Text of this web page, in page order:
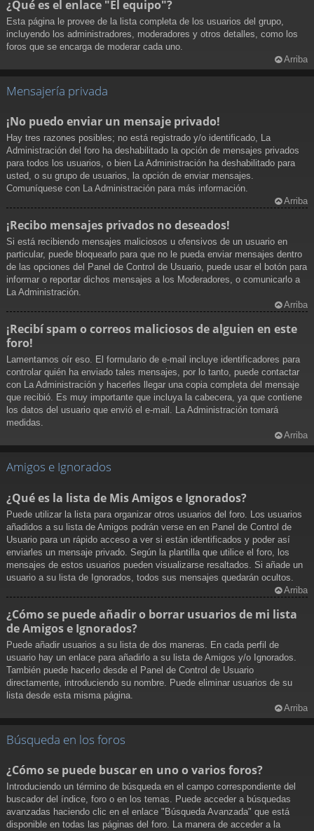
¿Qué es el enlace "El equipo"?
Esta página le provee de la lista completa de los usuarios del grupo,
incluyendo los administradores, moderadores y otros detalles, como los
foros que se encarga de moderar cada uno.
Arriba
Mensajería privada
¡No puedo enviar un mensaje privado!
Hay tres razones posibles; no está registrado y/o identificado, La
Administración del foro ha deshabilitado la opción de mensajes privados
para todos los usuarios, o bien La Administración ha deshabilitado para
usted, o su grupo de usuarios, la opción de enviar mensajes.
Comuníquese con La Administración para más información.
Arriba
¡Recibo mensajes privados no deseados!
Si está recibiendo mensajes maliciosos u ofensivos de un usuario en
particular, puede bloquearlo para que no le pueda enviar mensajes dentro
de las opciones del Panel de Control de Usuario, puede usar el botón para
informar o reportar dichos mensajes a los Moderadores, o comunicarlo a
La Administración.
Arriba
¡Recibí spam o correos maliciosos de alguien en este
foro!
Lamentamos oír eso. El formulario de e-mail incluye identificadores para
controlar quién ha enviado tales mensajes, por lo tanto, puede contactar
con La Administración y hacerles llegar una copia completa del mensaje
que recibió. Es muy importante que incluya la cabecera, ya que contiene
los datos del usuario que envió el e-mail. La Administración tomará
medidas.
Arriba
Amigos e Ignorados
¿Qué es la lista de Mis Amigos e Ignorados?
Puede utilizar la lista para organizar otros usuarios del foro. Los usuarios
añadidos a su lista de Amigos podrán verse en en Panel de Control de
Usuario para un rápido acceso a ver si están identificados y poder así
enviarles un mensaje privado. Según la plantilla que utilice el foro, los
mensajes de estos usuarios pueden visualizarse resaltados. Si añade un
usuario a su lista de Ignorados, todos sus mensajes quedarán ocultos.
Arriba
¿Cómo se puede añadir o borrar usuarios de mi lista
de Amigos e Ignorados?
Puede añadir usuarios a su lista de dos maneras. En cada perfil de
usuario hay un enlace para añadirlo a su lista de Amigos y/o Ignorados.
También puede hacerlo desde el Panel de Control de Usuario
directamente, introduciendo su nombre. Puede eliminar usuarios de su
lista desde esta misma página.
Arriba
Búsqueda en los foros
¿Cómo se puede buscar en uno o varios foros?
Introduciendo un término de búsqueda en el campo correspondiente del
buscador del índice, foro o en los temas. Puede acceder a búsquedas
avanzadas haciendo clic en el enlace "Búsqueda Avanzada" que está
disponible en todas las páginas del foro. La manera de acceder a la